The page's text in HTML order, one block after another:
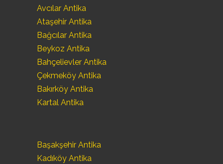
Avcılar Antika
Ataşehir Antika
Bağcılar Antika
Beykoz Antika
Bahçelievler Antika
Çekmeköy Antika
Bakırköy Antika
Kartal Antika
Başakşehir Antika
Kadıköy Antika